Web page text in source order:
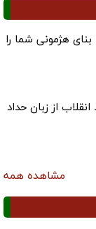
هژمونی شما را
از زبان حداد
مشاهده همه